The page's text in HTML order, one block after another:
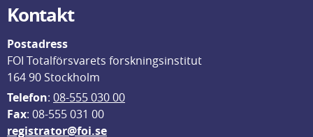
Kontakt
Postadress
FOI Totalförsvarets forskningsinstitut
164 90 Stockholm
Telefon: 08-555 030 00
Fax: 08-555 031 00
registrator@foi.se